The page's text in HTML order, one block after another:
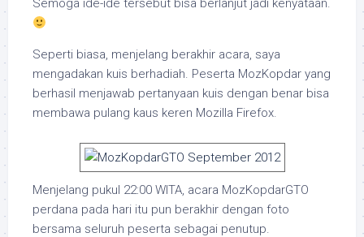
Semoga ide-ide tersebut bisa berlanjut jadi kenyataan.
Seperti biasa, menjelang berakhir acara, saya
mengadakan kuis berhadiah. Peserta MozKopdar yang
berhasil menjawab pertanyaan kuis dengan benar bisa
membawa pulang kaus keren Mozilla Firefox.
Menjelang pukul 22:00 WITA, acara MozKopdarGTO
perdana pada hari itu pun berakhir dengan foto
bersama seluruh peserta sebagai penutup.